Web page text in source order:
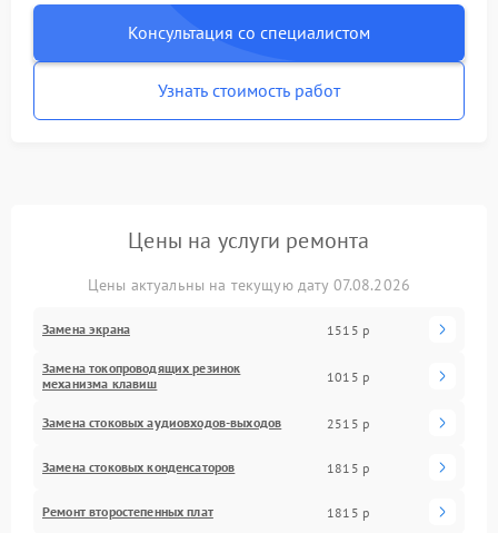
Консультация со специалистом
Узнать стоимость работ
Цены на услуги ремонта
Цены актуальны на текущую дату 07.08.2026
Замена экрана 1515 р
Замена токопроводящих резинок
механизма клавиш
1015 р
Замена стоковых аудиовходов-выходов 2515 р
Замена стоковых конденсаторов 1815 р
Ремонт второстепенных плат 1815 р